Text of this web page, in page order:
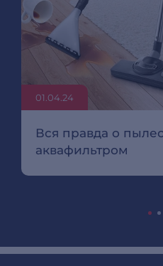
01.04.24
Вся правда о
аквафильтром